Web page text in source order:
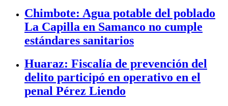
Chimbote: Agua potable del poblado
La Capilla en Samanco no cumple
estándares sanitarios
Huaraz: Fiscalía de prevención del
delito participó en operativo en el
penal Pérez Liendo